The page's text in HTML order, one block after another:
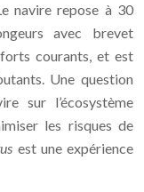
navire repose à 30
avec brevet
courants, et est
Une question
sur l’écosystème
les risques de
est une expérience